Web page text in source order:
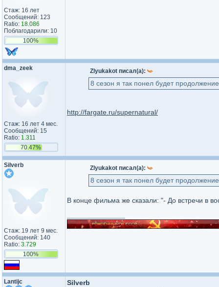
Стаж: 16 лет
Сообщений: 123
Ratio: 18.086
Поблагодарили: 10
100%
dma_zeek
Стаж: 16 лет 4 мес.
Сообщений: 15
Ratio: 1.311
70.47%
Zlyukakot писал(а):
8 сезон я так понел будет
http://fargate.ru/supernatural/
Silverb
Стаж: 19 лет 9 мес.
Сообщений: 140
Ratio: 3.729
100%
Zlyukakot писал(а):
8 сезон я так понел будет
В конце фильма же сказали: "- До встречи в
Lantijc
Silverb